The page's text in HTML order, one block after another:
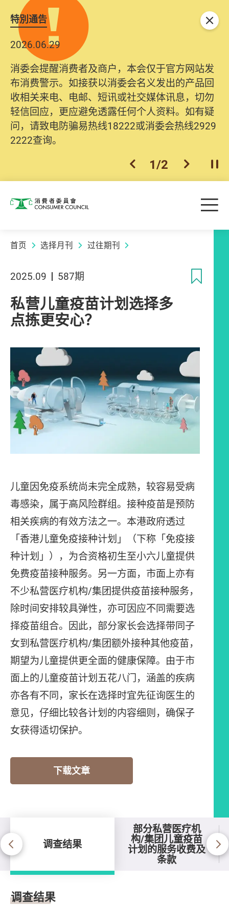
特別通告
2026.06.29
消委会提醒消费者及商户，本会仅于官方网站发
布消费警示。如接获以消委会名义发出的产品回
收相关来电、电邮、短讯或社交媒体讯息，切勿
轻信回应，更应避免透露任何个人资料。如有疑
问，请致电防骗易热线18222或消委会热线2929
2222查询。
上一个
1/2 下一个开
关闭
消费者委员会 目
首页 选择月刊 过往期刊
2025.09 587期
私营儿童疫苗计划选择多
点拣更安心？
儿童因免疫系统尚未完全成熟，较容易受病
毒感染，属于高风险群组。接种疫苗是预防
相关疾病的有效方法之一。本港政府透过
「香港儿童免疫接种计划」（下称「免疫接
种计划」），为合资格初生至小六儿童提供
免费疫苗接种服务。另一方面，市面上亦有
不少私营医疗机构/集团提供疫苗接种服务，
除时间安排较具弹性，亦可因应不同需要选
择疫苗组合。因此，部分家长会选择带同子
女到私营医疗机构/集团额外接种其他疫苗，
期望为儿童提供更全面的健康保障。由于市
面上的儿童疫苗计划五花八门，涵盖的疾病
亦各有不同，家长在选择时宜先征询医生的
意见，仔细比较各计划的内容细则，确保子
女获得适切保护。
下载文章
调查结果
部分私营医疗机
构/集团儿童疫苗
计划的服务收费及
条款
调查结果
调查结果